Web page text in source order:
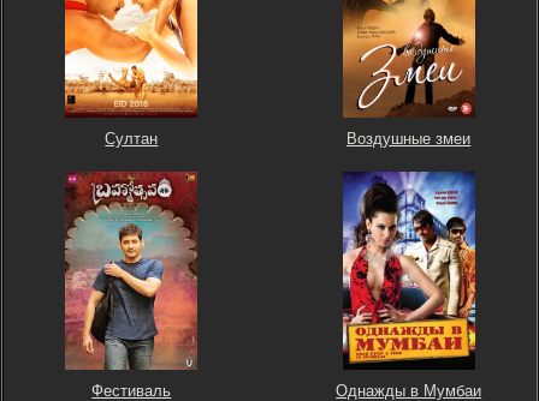
Султан Воздушные змеи
Фестиваль Однажды в Мумбаи